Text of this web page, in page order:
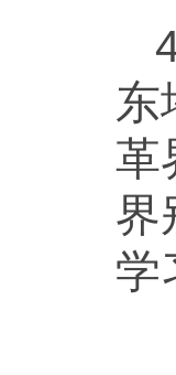
东
革
界
学